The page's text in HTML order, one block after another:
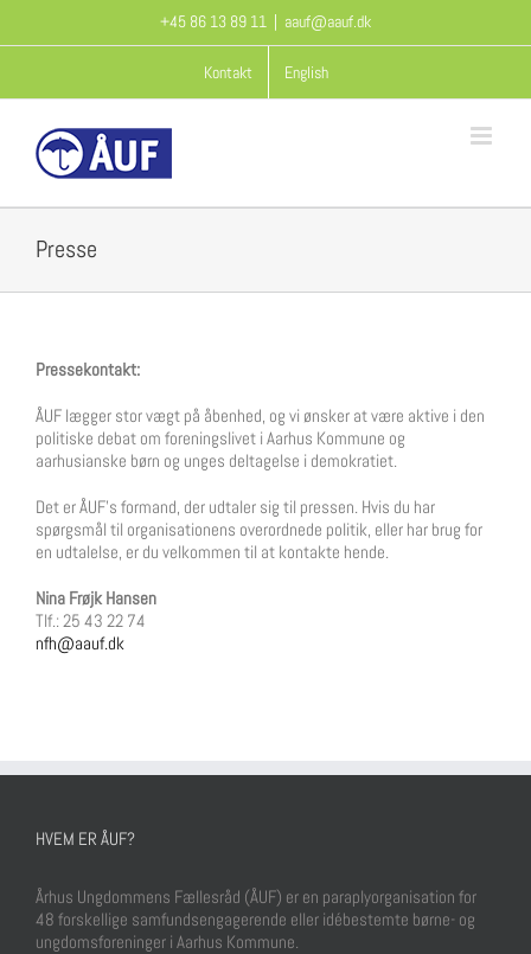
+45 86 13 89 11 aauf@aauf.dk
Kontakt English
Presse
Pressekontakt:
ÅUF lægger stor vægt på åbenhed, og vi ønsker at være aktive i den
politiske debat om foreningslivet i Aarhus Kommune og
aarhusianske børn og unges deltagelse i demokratiet.
Det er ÅUF’s formand, der udtaler sig til pressen. Hvis du har
spørgsmål til organisationens overordnede politik, eller har brug for
en udtalelse, er du velkommen til at kontakte hende.
Nina Frøjk Hansen
Tlf.: 25 43 22 74
nfh@aauf.dk
HVEM ER ÅUF?
Århus Ungdommens Fællesråd (ÅUF) er en paraplyorganisation for
48 forskellige samfundsengagerende eller idébestemte børne- og
ungdomsforeninger i Aarhus Kommune.